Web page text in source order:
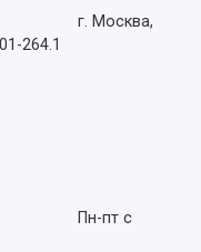
г. Москва,
264.1
Пн-пт с